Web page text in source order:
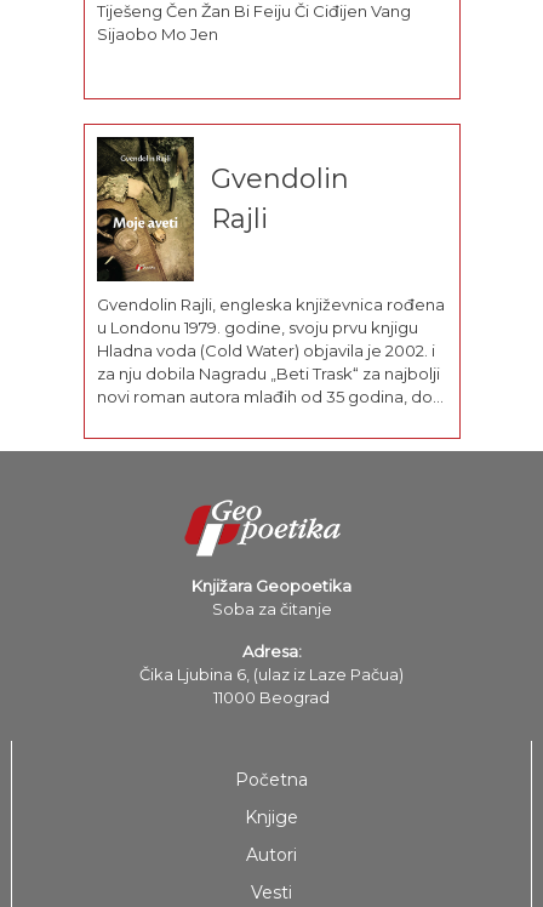
Tiješeng Čen Žan Bi Feiju Či Ciđijen Vang
Sijaobo Mo Jen
Gvendolin
Rajli
Gvendolin Rajli, engleska književnica rođena
u Londonu 1979. godine, svoju prvu knjigu
Hladna voda (Cold Water) objavila je 2002. i
za nju dobila Nagradu „Beti Trask“ za najbolji
novi roman autora mlađih od 35 godina, dok
uručena Nagrada „Samerset Mom“.
Knjižara Geopoetika
Soba za čitanje
Adresa:
Čika Ljubina 6, (ulaz iz Laze Pačua)
11000 Beograd
Početna
Knjige
Autori
Vesti